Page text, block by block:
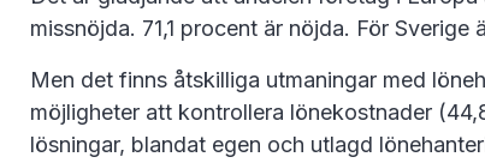
missnöjda. 71,1 procent är nöjda. För
Men det finns åtskilliga utmaningar med
möjligheter att kontrollera lönekostnader
lösningar, blandat egen och utlagd